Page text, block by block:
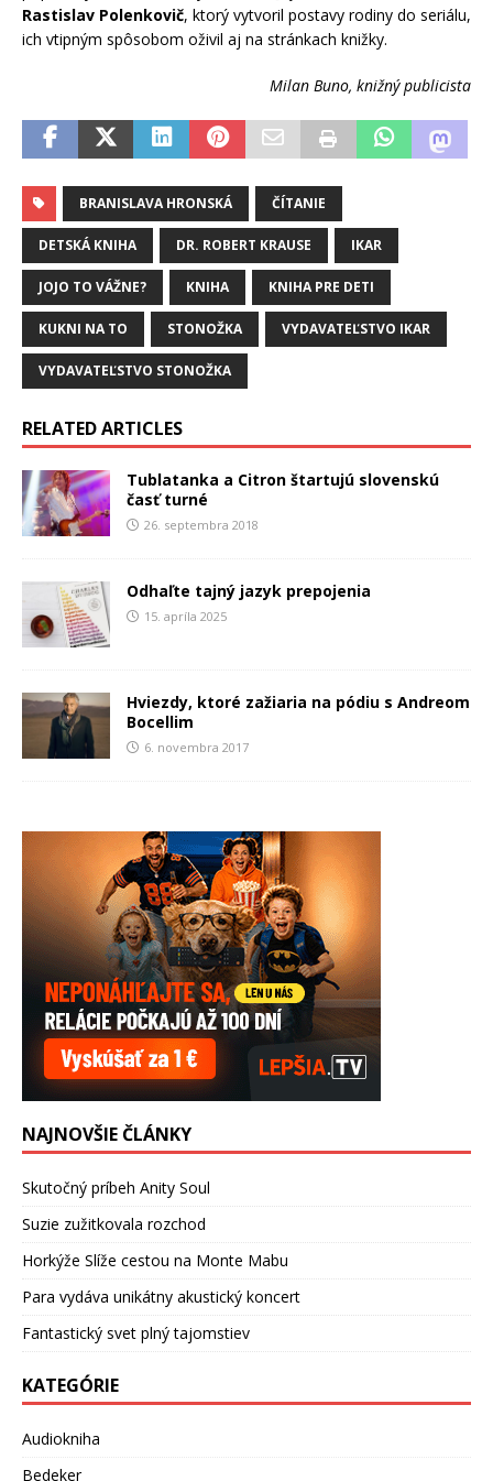
Rastislav Polenkovič, ktorý vytvoril postavy rodiny do seriálu,
ich vtipným spôsobom oživil aj na stránkach knižky.
Milan Buno, knižný publicista
BRANISLAVA HRONSKÁ ČÍTANIE
DETSKÁ KNIHA DR. ROBERT KRAUSE IKAR
JOJO TO VÁŽNE? KNIHA KNIHA PRE DETI
KUKNI NA TO STONOŽKA VYDAVATEĽSTVO IKAR
VYDAVATEĽSTVO STONOŽKA
RELATED ARTICLES
Tublatanka a Citron štartujú slovenskú
časť turné
26. septembra 2018
Odhaľte tajný jazyk prepojenia
15. apríla 2025
Hviezdy, ktoré zažiaria na pódiu s Andreom
Bocellim
6. novembra 2017
NAJNOVŠIE ČLÁNKY
Skutočný príbeh Anity Soul
Suzie zužitkovala rozchod
Horkýže Slíže cestou na Monte Mabu
Para vydáva unikátny akustický koncert
Fantastický svet plný tajomstiev
KATEGÓRIE
Audiokniha
Bedeker